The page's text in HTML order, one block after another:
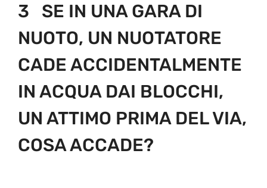
3 SE IN UNA GARA DI
NUOTO, UN NUOTATORE
CADE ACCIDENTALMENTE
IN ACQUA DAI BLOCCHI,
UN ATTIMO PRIMA DEL VIA,
COSA ACCADE?